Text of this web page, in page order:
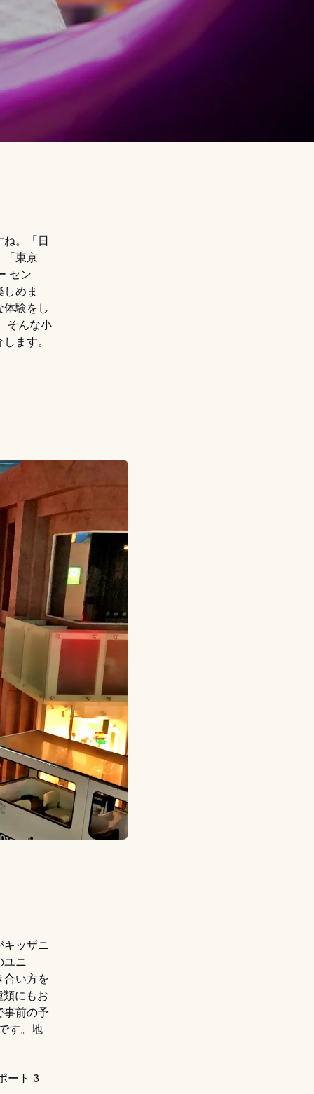
。「日
「東京
セン
めま
験をし
そんな小
ます。
キッザニ
ユニ
合い方を
にもお
事前の予
す。地
ート 3